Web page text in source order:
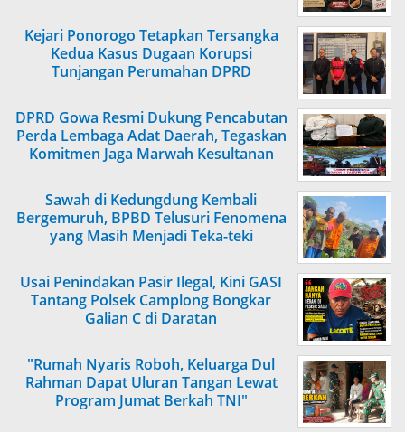
Kejari Ponorogo Tetapkan Tersangka
Kedua Kasus Dugaan Korupsi
Tunjangan Perumahan DPRD
DPRD Gowa Resmi Dukung Pencabutan
Perda Lembaga Adat Daerah, Tegaskan
Komitmen Jaga Marwah Kesultanan
Sawah di Kedungdung Kembali
Bergemuruh, BPBD Telusuri Fenomena
yang Masih Menjadi Teka-teki
Usai Penindakan Pasir Ilegal, Kini GASI
Tantang Polsek Camplong Bongkar
Galian C di Daratan
"Rumah Nyaris Roboh, Keluarga Dul
Rahman Dapat Uluran Tangan Lewat
Program Jumat Berkah TNI"